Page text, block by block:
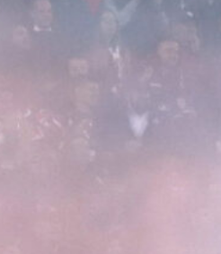
Giuseppe Aurelio al
accordo raggiunto con lo
il terzino